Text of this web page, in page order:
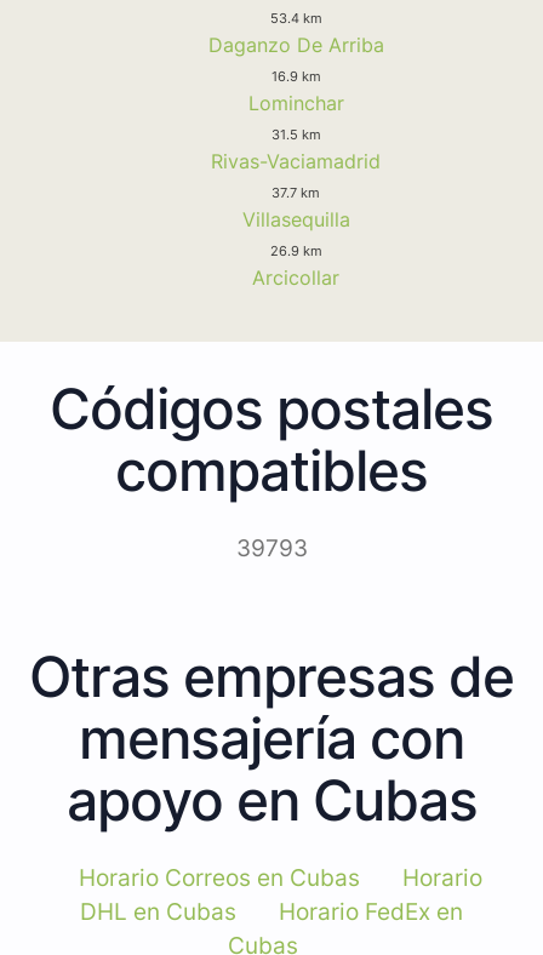
53.4 km
Daganzo De Arriba
16.9 km
Lominchar
31.5 km
Rivas-Vaciamadrid
37.7 km
Villasequilla
26.9 km
Arcicollar
Códigos postales
compatibles
39793
Otras empresas de
mensajería con
apoyo en Cubas
Horario Correos en Cubas
Horario
DHL en Cubas
Horario FedEx en
Cubas